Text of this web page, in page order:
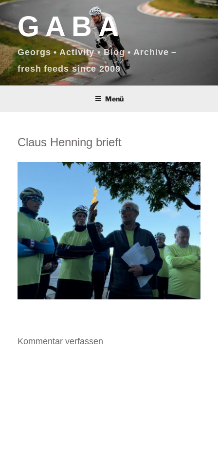
Zum
Inhalt
springenGABA
Georgs • Activity • Blog • Archive –
fresh feeds since 2009
Menü
Claus Henning brieft
Kommentar verfassen